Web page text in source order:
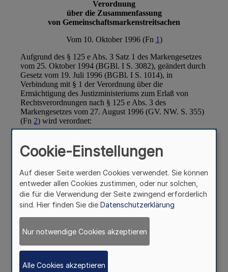
Cookie-Einstellungen
Auf dieser Seite werden Cookies verwendet. Sie können
entweder allen Cookies zustimmen, oder nur solchen,
die für die Verwendung der Seite zwingend erforderlich
sind. Hier finden Sie die Datenschutzerklärung
Nur notwendige Cookies akzeptieren
Alle Cookies akzeptieren